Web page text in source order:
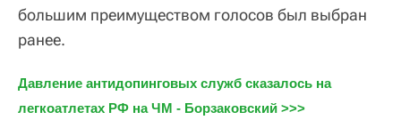
большим преимуществом голосов был выбран
ранее.
Давление антидопинговых служб сказалось на
легкоатлетах РФ на ЧМ - Борзаковский >>>